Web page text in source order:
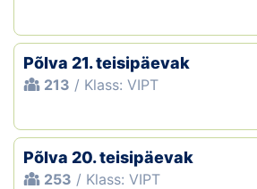
Põlva 21. teisipäevak
213 / Klass: VIPT
Põlva 20. teisipäevak
253 / Klass: VIPT